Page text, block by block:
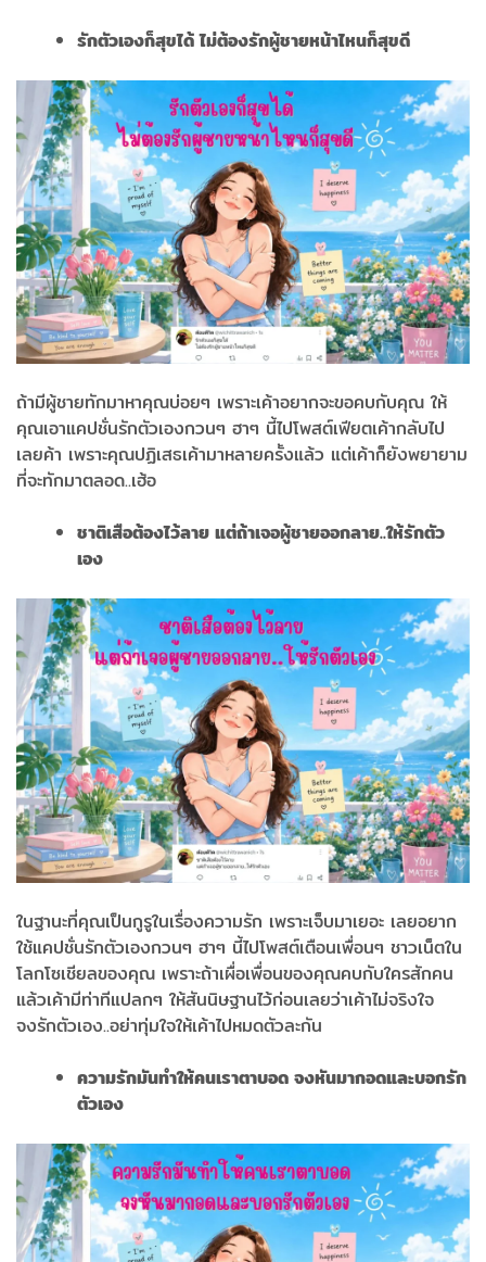
รักตัวเองก็สุขได้ ไม่ต้องรักผู้ชายหน้าไหนก็สุขดี
ถ้ามีผู้ชายทักมาหาคุณบ่อยๆ เพราะเค้าอยากจะขอคบกับคุณ ให้
คุณเอาแคปชั่นรักตัวเองกวนๆ ฮาๆ นี้ไปโพสต์เฟียตเค้ากลับไป
เลยค้า เพราะคุณปฏิเสธเค้ามาหลายครั้งแล้ว แต่เค้าก็ยังพยายาม
ที่จะทักมาตลอด..เฮ้อ
ชาติเสือต้องไว้ลาย แต่ถ้าเจอผู้ชายออกลาย..ให้รักตัว
เอง
ในฐานะที่คุณเป็นกูรูในเรื่องความรัก เพราะเจ็บมาเยอะ เลยอยาก
ใช้แคปชั่นรักตัวเองกวนๆ ฮาๆ นี้ไปโพสต์เตือนเพื่อนๆ ชาวเน็ตใน
โลกโซเชียลของคุณ เพราะถ้าเผื่อเพื่อนของคุณคบกับใครสักคน
แล้วเค้ามีท่าทีแปลกๆ ให้สันนิษฐานไว้ก่อนเลยว่าเค้าไม่จริงใจ
จงรักตัวเอง..อย่าทุ่มใจให้เค้าไปหมดตัวละกัน
ความรักมันทำให้คนเราตาบอด จงหันมากอดและบอกรัก
ตัวเอง